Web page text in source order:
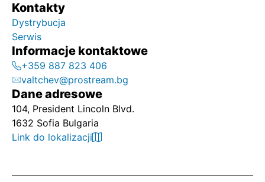
Kontakty
Dystrybucja
Serwis
Informacje kontaktowe
+359 887 823 406
valtchev@prostream.bg
Dane adresowe
104, President Lincoln Blvd.
1632 Sofia Bulgaria
Link do lokalizacji